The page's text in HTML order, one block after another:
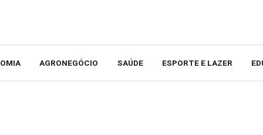
AGRONEGÓCIO SAÚDE ESPORTE E LAZER